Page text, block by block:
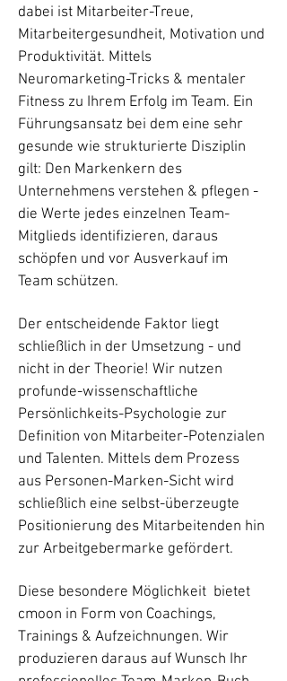
dabei ist Mitarbeiter-Treue,
Mitarbeitergesundheit, Motivation und
Produktivität. Mittels
Neuromarketing-Tricks & mentaler
Fitness zu Ihrem Erfolg im Team. Ein
Führungsansatz bei dem eine sehr
gesunde wie strukturierte Disziplin
gilt: Den Markenkern des
Unternehmens verstehen & pflegen -
die Werte jedes einzelnen Team-
Mitglieds identifizieren, daraus
schöpfen und vor Ausverkauf im
Team schützen.
Der entscheidende Faktor liegt
schließlich in der Umsetzung - und
nicht in der Theorie! Wir nutzen
profunde-wissenschaftliche
Persönlichkeits-Psychologie zur
Definition von Mitarbeiter-Potenzialen
und Talenten. Mittels dem Prozess
aus Personen-Marken-Sicht wird
schließlich eine selbst-überzeugte
Positionierung des Mitarbeitenden hin
zur Arbeitgebermarke gefördert.
Diese besondere Möglichkeit bietet
cmoon in Form von Coachings,
Trainings & Aufzeichnungen. Wir
produzieren daraus auf Wunsch Ihr